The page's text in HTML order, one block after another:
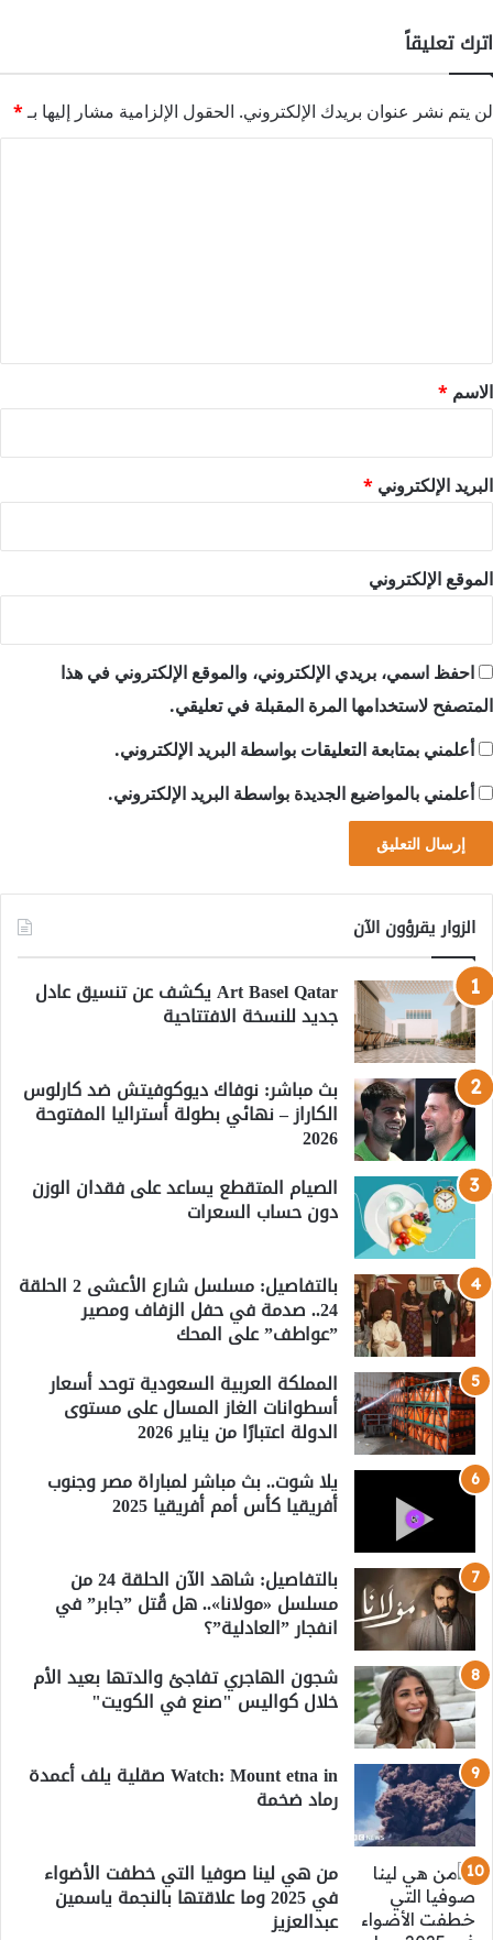
اترك تعليقاً
لن يتم نشر عنوان بريدك الإلكتروني. الحقول الإلزامية مشار إليها بـ*
*
الاسم *
البريد الإلكتروني *
الموقع الإلكتروني
احفظ اسمي، بريدي الإلكتروني، والموقع الإلكتروني في هذا
المتصفح لاستخدامها المرة المقبلة في تعليقي.
أعلمني بمتابعة التعليقات بواسطة البريد الإلكتروني.
أعلمني بالمواضيع الجديدة بواسطة البريد الإلكتروني.
الزوار يقرؤون الآن
Art Basel Qatar يكشف عن تنسيق عادل
جديد للنسخة الافتتاحية
بث مباشر: نوفاك ديوكوفيتش ضد كارلوس
الكاراز – نهائي بطولة أستراليا المفتوحة
2026
الصيام المتقطع يساعد على فقدان الوزن
دون حساب السعرات
بالتفاصيل: مسلسل شارع الأعشى 2 الحلقة
24.. صدمة في حفل الزفاف ومصير
”عواطف” على المحك
المملكة العربية السعودية توحد أسعار
أسطوانات الغاز المسال على مستوى
الدولة اعتبارًا من يناير 2026
يلا شوت.. بث مباشر لمباراة مصر وجنوب
أفريقيا كأس أمم أفريقيا 2025
بالتفاصيل: شاهد الآن الحلقة 24 من
مسلسل «مولانا».. هل قُتل ”جابر” في
انفجار ”العادلية”؟
شجون الهاجري تفاجئ والدتها بعيد الأم
خلال كواليس "صنع في الكويت"
Watch: Mount etna in صقلية يلف أعمدة
رماد ضخمة
من هي لينا صوفيا التي خطفت الأضواء
في 2025 وما علاقتها بالنجمة ياسمين
عبدالعزيز